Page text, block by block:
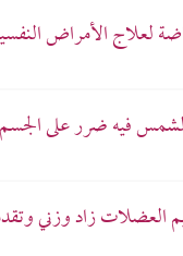
لعلاج الأمراض
فيه ضرر على
العضلات زاد وزني